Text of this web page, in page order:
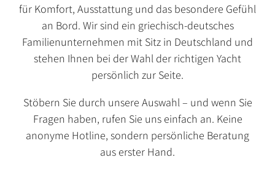
für Komfort, Ausstattung und das besondere Gefühl
an Bord. Wir sind ein griechisch-deutsches
Familienunternehmen mit Sitz in Deutschland und
stehen Ihnen bei der Wahl der richtigen Yacht
persönlich zur Seite.
Stöbern Sie durch unsere Auswahl – und wenn Sie
Fragen haben, rufen Sie uns einfach an. Keine
anonyme Hotline, sondern persönliche Beratung
aus erster Hand.